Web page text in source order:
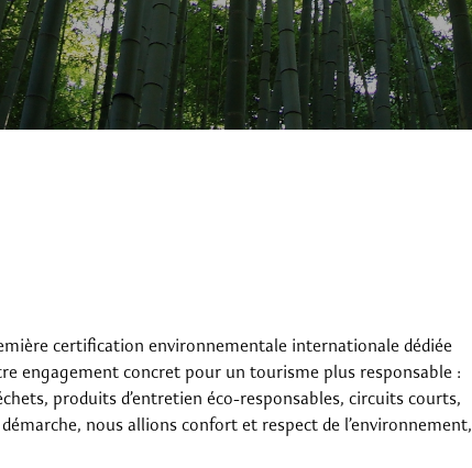
certification environnementale internationale dédiée
engagement concret pour un tourisme plus responsable :
produits d’entretien éco-responsables, circuits courts,
nous allions confort et respect de l’environnement,